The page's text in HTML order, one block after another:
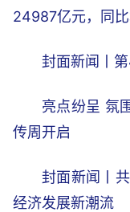
24987亿元，同比
封面新闻丨
亮点纷呈 氛
传周开启
封面新闻丨
经济发展新潮流